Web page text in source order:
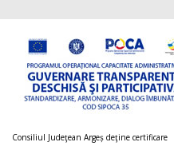
Consiliul Judeţean Argeș deţine certificare